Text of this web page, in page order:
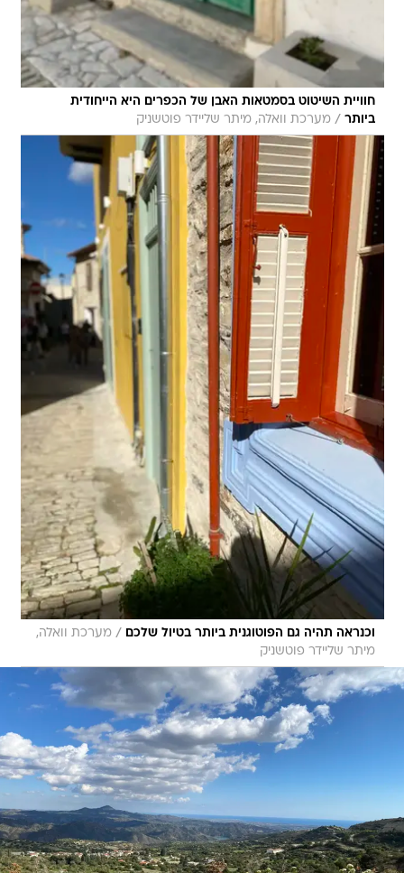
חוויית השיטוט בסמטאות האבן של הכפרים היא הייחודית
ביותר / מערכת וואלה, מיתר שליידר פוטשניק
וכנראה תהיה גם הפוטוגנית ביותר בטיול שלכם / מערכת וואלה,
מיתר שליידר פוטשניק